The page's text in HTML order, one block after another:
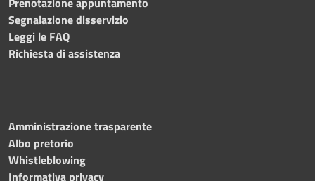
Segnalazione disservizio
Leggi le FAQ
Richiesta di assistenza
Amministrazione trasparente
Albo pretorio
Whistleblowing
Informativa privacy